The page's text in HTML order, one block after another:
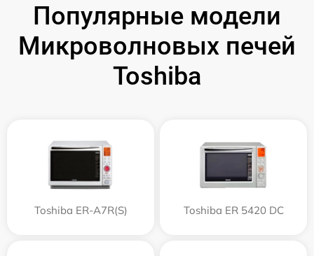
Популярные модели
Микроволновых печей
Toshiba
Toshiba ER-A7R(S) Toshiba ER 5420 DC